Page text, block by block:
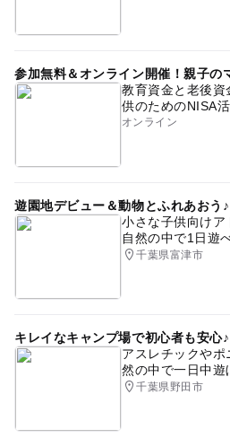
参加無料＆オンライン開催！親子の
教育資金と老後
供のためのNISA
オンライン
遊園地デビュー＆動物とふれあおう
小さな子供向け
自然の中で1日遊
千葉県富津市
キレイなキャンプ場で初心者も安心
アスレチックや
然の中で一日中遊
千葉県野田市